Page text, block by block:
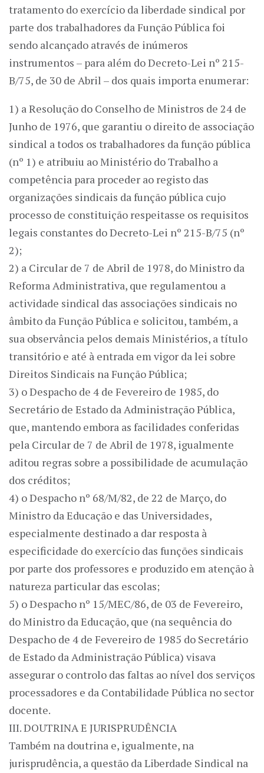
tratamento do exercício da liberdade sindical por
parte dos trabalhadores da Função Pública foi
sendo alcançado através de inúmeros
instrumentos – para além do Decreto-Lei nº 215-
B/75, de 30 de Abril – dos quais importa enumerar:
1) a Resolução do Conselho de Ministros de 24 de
Junho de 1976, que garantiu o direito de associação
sindical a todos os trabalhadores da função pública
(nº 1) e atribuiu ao Ministério do Trabalho a
competência para proceder ao registo das
organizações sindicais da função pública cujo
processo de constituição respeitasse os requisitos
legais constantes do Decreto-Lei nº 215-B/75 (nº
2);
2) a Circular de 7 de Abril de 1978, do Ministro da
Reforma Administrativa, que regulamentou a
actividade sindical das associações sindicais no
âmbito da Função Pública e solicitou, também, a
sua observância pelos demais Ministérios, a título
transitório e até à entrada em vigor da lei sobre
Direitos Sindicais na Função Pública;
3) o Despacho de 4 de Fevereiro de 1985, do
Secretário de Estado da Administração Pública,
que, mantendo embora as facilidades conferidas
pela Circular de 7 de Abril de 1978, igualmente
aditou regras sobre a possibilidade de acumulação
dos créditos;
4) o Despacho nº 68/M/82, de 22 de Março, do
Ministro da Educação e das Universidades,
especialmente destinado a dar resposta à
especificidade do exercício das funções sindicais
por parte dos professores e produzido em atenção à
natureza particular das escolas;
5) o Despacho nº 15/MEC/86, de 03 de Fevereiro,
do Ministro da Educação, que (na sequência do
Despacho de 4 de Fevereiro de 1985 do Secretário
de Estado da Administração Pública) visava
assegurar o controlo das faltas ao nível dos serviços
processadores e da Contabilidade Pública no sector
docente.
III. DOUTRINA E JURISPRUDÊNCIA
Também na doutrina e, igualmente, na
jurisprudência, a questão da Liberdade Sindical na